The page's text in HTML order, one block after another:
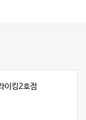
이킹2호점